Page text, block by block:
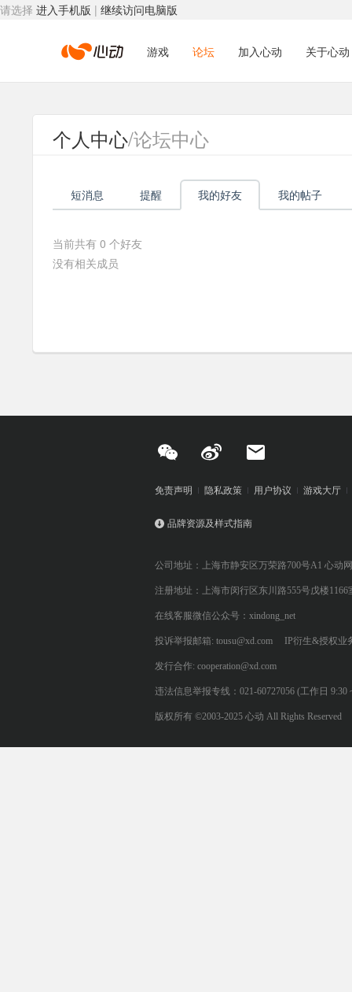
请选择 进入手机版 | 继续访问电脑版
心
动
络
游戏 论坛 加入心动 关于心动
个人中心/论坛中心
短消息 提醒 我的好友 我的帖子
当前共有 0 个好友
没有相关成员
免责声明 隐私政策 用户协议 游戏大厅
品牌资源及样式指南
公司地址：上海市静安区万荣路700号A1 心动
注册地址：上海市闵行区东川路555号戊楼1166
在线客服微信公众号：xindong_net
投诉举报邮箱: tousu@xd.com IP衍生&授权业
发行合作: cooperation@xd.com
违法信息举报专线：021-60727056 (工作日 9:30
版权所有 ©2003-2025 心动 All Rights Reserved